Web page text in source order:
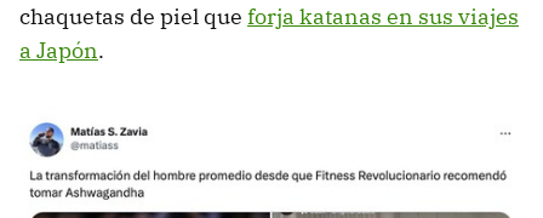
chaquetas de piel que forja katanas en sus viajes
a Japón.